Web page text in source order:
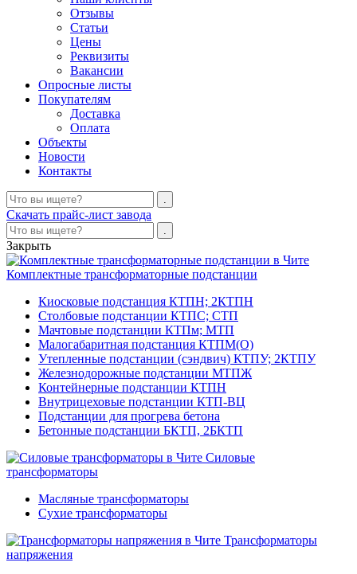
Отзывы
Статьи
Цены
Реквизиты
Вакансии
Опросные листы
Покупателям
Доставка
Оплата
Объекты
Новости
Контакты
Скачать прайс-лист завода
Закрыть
Комплектные трансформаторные подстанции
Киосковые подстанция КТПН; 2КТПН
Столбовые подстанции КТПС; СТП
Мачтовые подстанции КТПм; МТП
Малогабаритная подстанция КТПМ(О)
Утепленные подстанции (сэндвич) КТПУ; 2КТПУ
Железнодорожные подстанции МТПЖ
Контейнерные подстанции КТПН
Внутрицеховые подстанции КТП-ВЦ
Подстанции для прогрева бетона
Бетонные подстанции БКТП, 2БКТП
Силовые
трансформаторы
Масляные трансформаторы
Сухие трансформаторы
Трансформаторы
напряжения